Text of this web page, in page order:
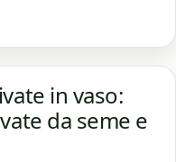
in vaso:
da seme e